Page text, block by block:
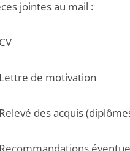
jointes au mail :
CV
Lettre de motivation
Relevé des acquis